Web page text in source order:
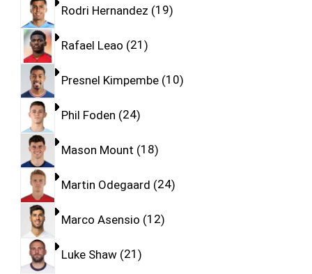
Rodri Hernandez 19
Rafael Leao 21
Presnel Kimpembe 10
Phil Foden 24
Mason Mount 18
Martin Odegaard 24
Marco Asensio 12
Luke Shaw 21